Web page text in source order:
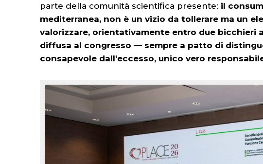
parte della comunità scientifica presente: il
mediterranea, non è un vizio da tollerare ma un
valorizzare, orientativamente entro due bicchieri
diffusa al congresso — sempre a patto di
consapevole dall'eccesso, unico vero